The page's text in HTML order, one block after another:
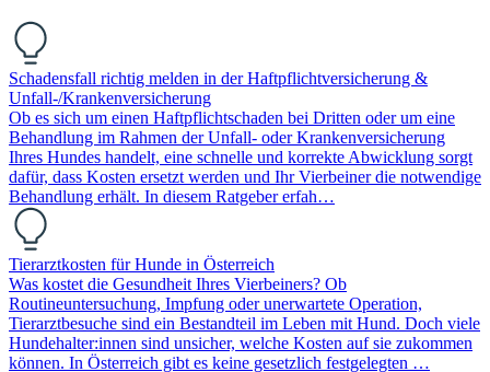
Schadensfall richtig melden in der Haftpflichtversicherung &
Unfall-/Krankenversicherung
Ob es sich um einen Haftpflichtschaden bei Dritten oder um eine
Behandlung im Rahmen der Unfall- oder Krankenversicherung
Ihres Hundes handelt, eine schnelle und korrekte Abwicklung sorgt
dafür, dass Kosten ersetzt werden und Ihr Vierbeiner die notwendige
Behandlung erhält. In diesem Ratgeber erfah…
Tierarztkosten für Hunde in Österreich
Was kostet die Gesundheit Ihres Vierbeiners? Ob
Routineuntersuchung, Impfung oder unerwartete Operation,
Tierarztbesuche sind ein Bestandteil im Leben mit Hund. Doch viele
Hundehalter:innen sind unsicher, welche Kosten auf sie zukommen
können. In Österreich gibt es keine gesetzlich festgelegten …